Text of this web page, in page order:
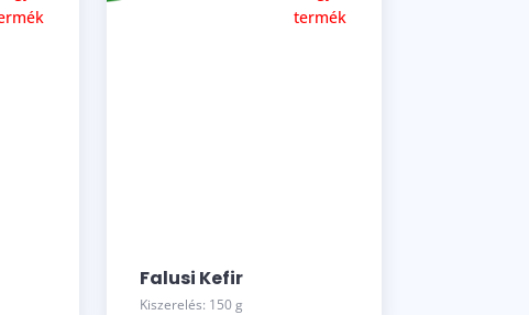
Falusi Kefir
Kiszerelés: 150 g